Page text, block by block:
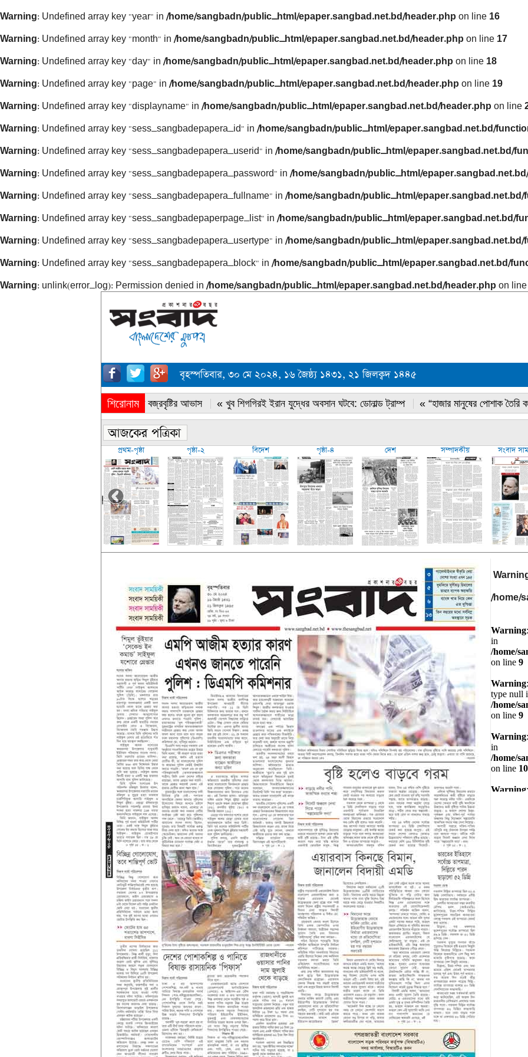
Warning: Undefined array key "year" in /home/sangbadn/public_html/epaper.sangbad.net.bd/header.php on line 16
Warning: Undefined array key "month" in /home/sangbadn/public_html/epaper.sangbad.net.bd/header.php on line 17
Warning: Undefined array key "day" in /home/sangbadn/public_html/epaper.sangbad.net.bd/header.php on line 18
Warning: Undefined array key "page" in /home/sangbadn/public_html/epaper.sangbad.net.bd/header.php on line 19
Warning: Undefined array key "displayname" in /home/sangbadn/public_html/epaper.sangbad.net.bd/header.php on line
Warning: Undefined array key "sess_sangbadepapera_id" in /home/sangbadn/public_html/epaper.sangbad.net.bd/
Warning: Undefined array key "sess_sangbadepapera_userid" in /home/sangbadn/public_html/epaper.sangbad.net.bd/
Warning: Undefined array key "sess_sangbadepapera_password" in /home/sangbadn/public_html/
Warning: Undefined array key "sess_sangbadepapera_fullname" in /home/sangbadn/public_html/
Warning: Undefined array key "sess_sangbadepaperpage_list" in /home/sangbadn/public_html/epaper.sangbad.net.bd/
Warning: Undefined array key "sess_sangbadepapera_usertype" in /home/sangbadn/public_html/
Warning: Undefined array key "sess_sangbadepapera_block" in /home/sangbadn/public_html/epaper.sangbad.net.bd/
Warning: unlink(error_log): Permission denied in /home/sangbadn/public_html/epaper.sangbad.net.bd/header.php on line
বৃহস্পতিবার, ৩০ মে ২০২৪, ১৬ জৈষ্ঠ্য ১৪৩১, ২১ জিলক্বদ ১৪৪৫
শিরোনাম
« সারাদেশে বজ্রবৃষ্টির আভাস « খুব শিগগিরই ইরান যুদ্ধের অবসান ঘটবে: ডোনাল্ড ট্রাম্প « “হাজার মানুষের পোশাক তৈরি
প্রথম-পৃষ্ঠা পৃষ্ঠা-২ বিদেশ পৃষ্ঠা-৪ দেশ সম্পাদকীয় সংবাদ
/home/